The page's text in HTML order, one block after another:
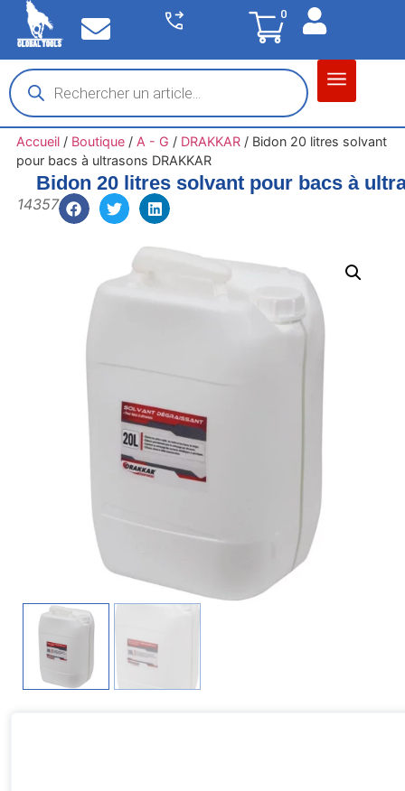
0
Accueil/ Boutique/ A - G / DRAKKAR/ Bidon 20 litres solvant
pour bacs à ultrasons DRAKKAR
Bidon 20 litres solvant pour bacs à
14357